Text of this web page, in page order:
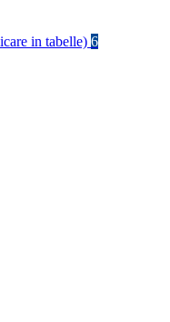
in tabelle) 6